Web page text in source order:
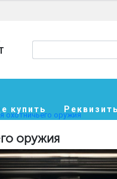
купить
охотничьего оружия
оружия